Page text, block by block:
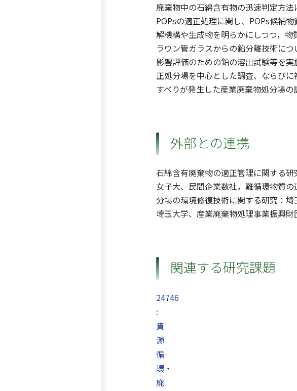
廃棄物中の石綿含有物の迅速判定方
POPsの適正処理に関し、POPs候補
解機構や生成物を明らかにしつつ，
ラウン管ガラスからの鉛分離技術に
影響評価のための鉛の溶出試験等を
正処分場を中心とした調査、ならび
すべりが発生した産業廃棄物処分場
外部との連携
石綿含有廃棄物の適正管理に関する
女子大、民間企業数社，難循環物質
分場の環境修復技術に関する研究：
埼玉大学、産業廃棄物処理事業振興財
関連する研究課題
24746
:
資
源
循
環・
廃